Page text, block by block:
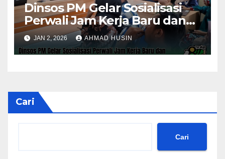
Dinsos PM Gelar Sosialisasi
Perwali Jam Kerja Baru dan
Kinerja Tahun 2026
JAN 2, 2026 AHMAD HUSIN
Cari
Cari